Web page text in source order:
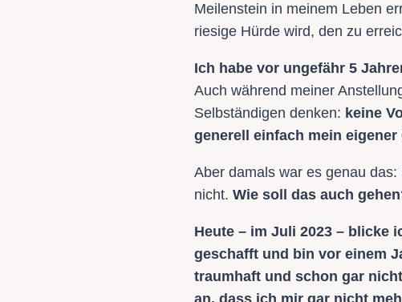
Meilenstein in meinem Leben
riesige Hürde wird, den zu
Ich habe vor ungefähr 5
Auch während meiner
Selbständigen denken: keine
generell einfach mein eigener
Aber damals war es genau
nicht. Wie soll das auch
Heute – im Juli 2023 – blicke
geschafft und bin vor einem
traumhaft und schon gar